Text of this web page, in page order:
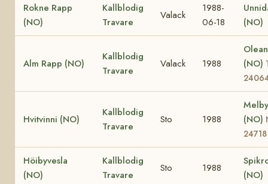
Rokne Rapp
(NO)
Kallblodig
Travare
Valack
1988-
06-18
(NO)
Alm Rapp (NO)
Kallblodig
Travare
Valack 1988
(NO)
Hvitvinni (NO)
Kallblodig
Travare
Sto 1988
(NO)
24718
Höibyvesla
(NO)
Kallblodig
Travare
Sto 1988
(NO)